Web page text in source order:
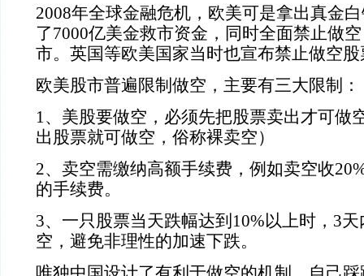
2008年全球金融危机，欧美可是拿出真金
了7000亿美金救市资金，同时全面禁止做
市。英国等欧美国家当时也宣布禁止做空股
欧美股市普遍限制做空，主要有三大限制：
1 、美股要做空，必须先把股票卖出才可做
出股票就可做空，俗称裸卖空）
2、卖空需缴纳高额手续费，例如卖空收
的手续费。
3、一只股票当天跌幅达到 10%以上时， 3天
空，避免非理性的加速下跌。